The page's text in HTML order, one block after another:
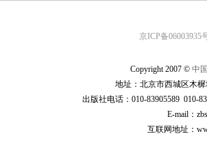
京ICP备06003935
Copyright 2007 © 中
地址：北京市西城区木
出版社电话：010-83905589 010-
E-mail：
互联网地址：